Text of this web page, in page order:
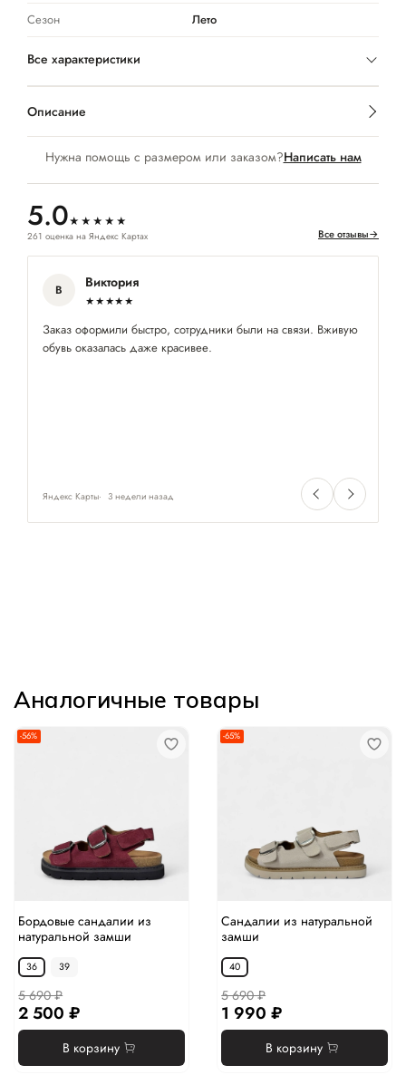
Нужна помощь с размером или заказом?Написать нам
5.0★★★★★
261 оценка на Яндекс Картах Все отзывы→
В Виктория
★★★★★
Заказ оформили быстро, сотрудники были на связи. Вживую
обувь оказалась даже красивее.
Яндекс Карты 3 недели назад
Сезон
Лето
Все характеристики
Описание
Аналогичные товары
-56%
Бордовые сандалии из
натуральной замши
36 39
5 690 ₽
2 500 ₽
В корзину
-65%
Сандалии из натуральной
замши
40
5 690 ₽
1 990 ₽
В корзину